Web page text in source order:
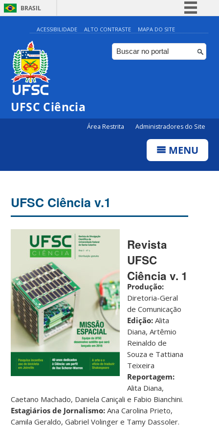
BRASIL
Simplifique!
Comunica BR
Participe
ACESSIBILIDADE ALTO CONTRASTE MAPA DO SITE
UFSC Ciência
Área Restrita Administradores do Site
MENU
UFSC Ciência v.1
Revista
UFSC
Ciência v. 1
Produção:
Diretoria-Geral
de Comunicação
Edição: Alita
Diana, Artêmio
Reinaldo de
Souza e Tattiana
Teixeira
Reportagem:
Alita Diana,
Caetano Machado, Daniela Caniçali e Fabio Bianchini.
Estagiários de Jornalismo: Ana Carolina Prieto,
Camila Geraldo, Gabriel Volinger e Tamy Dassoler.